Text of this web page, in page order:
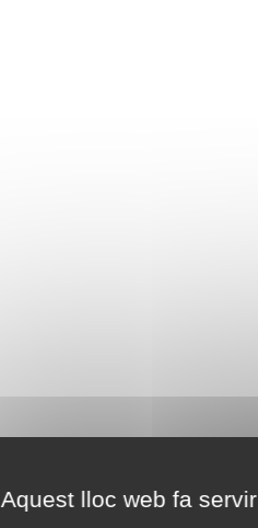
Aquest lloc web fa